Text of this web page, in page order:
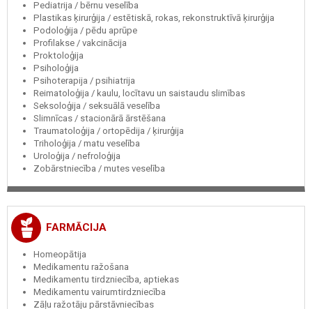
Pediatrija / bērnu veselība
Plastikas ķirurģija / estētiskā, rokas, rekonstruktīvā ķirurģija
Podoloģija / pēdu aprūpe
Profilakse / vakcinācija
Proktoloģija
Psiholoģija
Psihoterapija / psihiatrija
Reimatoloģija / kaulu, locītavu un saistaudu slimības
Seksoloģija / seksuālā veselība
Slimnīcas / stacionārā ārstēšana
Traumatoloģija / ortopēdija / ķirurģija
Triholoģija / matu veselība
Uroloģija / nefroloģija
Zobārstniecība / mutes veselība
FARMĀCIJA
Homeopātija
Medikamentu ražošana
Medikamentu tirdzniecība, aptiekas
Medikamentu vairumtirdzniecība
Zāļu ražotāju pārstāvniecības